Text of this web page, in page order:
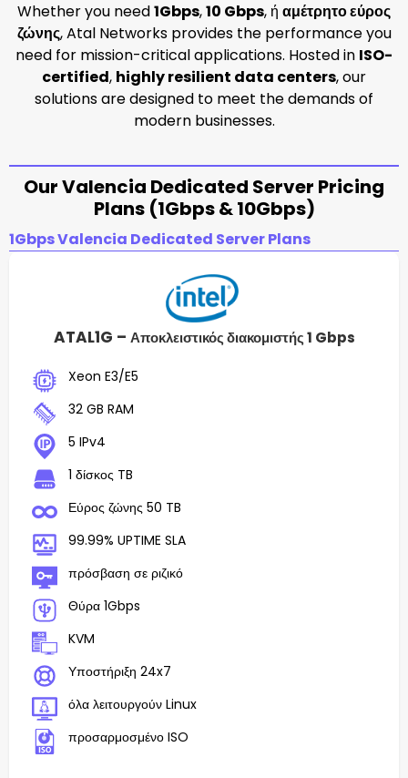
Whether you need1Gbps,10 Gbps, ή αμέτρητο εύρος
ζώνης, Atal Networks provides the performance you
need for mission-critical applications. Hosted in ISO-
certified, highly resilient data centers, our
solutions are designed to meet the demands of
modern businesses.
Our Valencia Dedicated Server Pricing
Plans (1Gbps & 10Gbps)
1Gbps Valencia Dedicated Server Plans
ATAL1G – Αποκλειστικός διακομιστής 1 Gbps
Xeon E3/E5
32 GB RAM
5 IPv4
1 δίσκος TB
Εύρος ζώνης 50 TB
99.99% UPTIME SLA
πρόσβαση σε ριζικό
Θύρα 1Gbps
KVM
Υποστήριξη 24x7
όλα λειτουργούν Linux
προσαρμοσμένο ISO